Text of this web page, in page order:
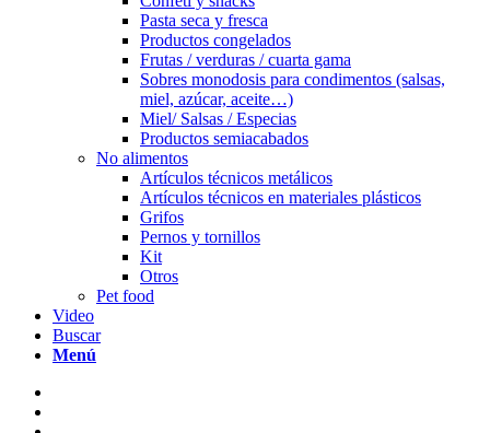
Pasta seca y fresca
Productos congelados
Frutas / verduras / cuarta gama
Sobres monodosis para condimentos (salsas,
miel, azúcar, aceite…)
Miel/ Salsas / Especias
Productos semiacabados
No alimentos
Artículos técnicos metálicos
Artículos técnicos en materiales plásticos
Grifos
Pernos y tornillos
Kit
Otros
Pet food
Video
Buscar
Menú